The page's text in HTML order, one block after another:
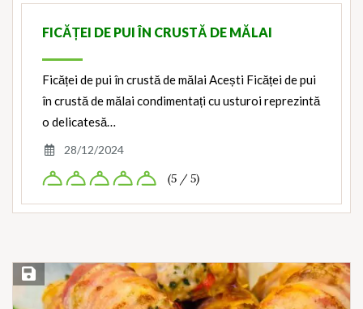
FICĂȚEI DE PUI ÎN CRUSTĂ DE MĂLAI
Ficăței de pui în crustă de mălai Acești Ficăței de pui
în crustă de mălai condimentați cu usturoi reprezintă
o delicatesă…
28/12/2024
(5 / 5)
Save Recipe